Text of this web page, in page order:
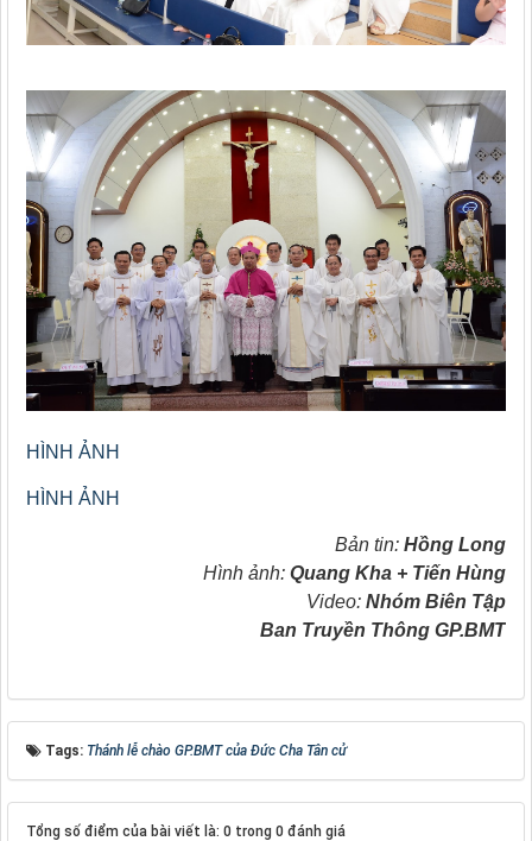
HÌNH ẢNH
HÌNH ẢNH
Bản tin: Hồng Long
Hình ảnh: Quang Kha + Tiến Hùng
Video: Nhóm Biên Tập
Ban Truyền Thông GP.BMT
Tags: Thánh lễ chào GP.BMT của Đức Cha Tân cử
Tổng số điểm của bài viết là: 0 trong 0 đánh giá